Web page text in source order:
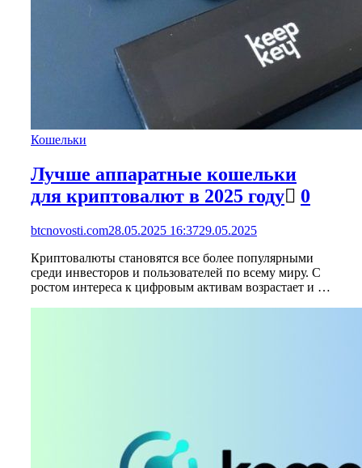
Кошельки
Лучше аппаратные кошельки
для криптовалют в 2025 году
0
btcnovosti.com28.05.2025 16:3729.05.2025
Криптовалюты становятся все более популярными
среди инвесторов и пользователей по всему миру. С
ростом интереса к цифровым активам возрастает и …